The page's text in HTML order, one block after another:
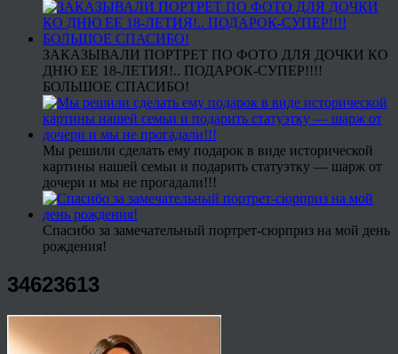
ЗАКАЗЫВАЛИ ПОРТРЕТ ПО ФОТО ДЛЯ ДОЧКИ КО
ДНЮ ЕЕ 18-ЛЕТИЯ!.. ПОДАРОК-СУПЕР!!!!
БОЛЬШОЕ СПАСИБО!
Мы решили сделать ему подарок в виде исторической
картины нашей семьи и подарить статуэтку — шарж от
дочери и мы не прогадали!!!
Спасибо за замечательный портрет-сюрприз на мой день
рождения!
34623613